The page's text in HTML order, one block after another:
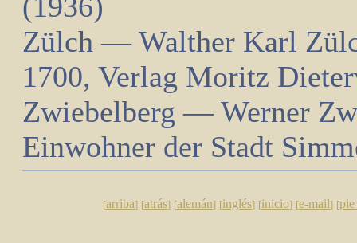
Zülch — Walther Karl
1700, Verlag Moritz
Zwiebelberg — Werner
Einwohner der Stadt
[arriba] [atrás] [alemán] [inglés] [inicio] [e-mail] [pie